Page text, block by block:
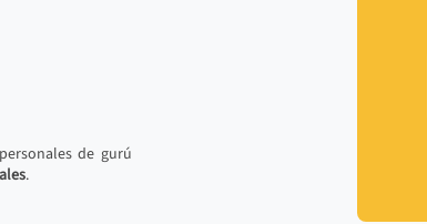
de gurú
.